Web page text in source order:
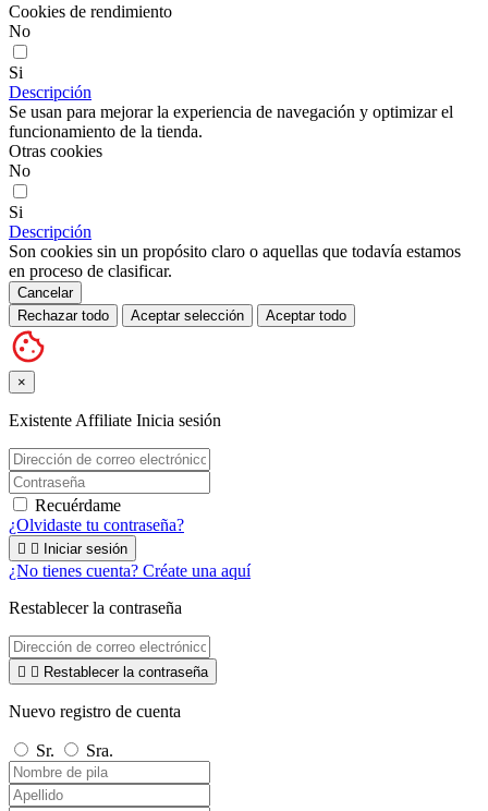
Cookies de rendimiento
No
Si
Descripción
Se usan para mejorar la experiencia de navegación y optimizar el
funcionamiento de la tienda.
Otras cookies
No
Si
Descripción
Son cookies sin un propósito claro o aquellas que todavía estamos
en proceso de clasificar.
Cancelar
Rechazar todo
Aceptar selección Aceptar todo
×
Existente Affiliate Inicia sesión
Recuérdame
¿Olvidaste tu contraseña?
  Iniciar sesión
¿No tienes cuenta? Créate una aquí
Restablecer la contraseña
  Restablecer la contraseña
Nuevo registro de cuenta
Sr. Sra.